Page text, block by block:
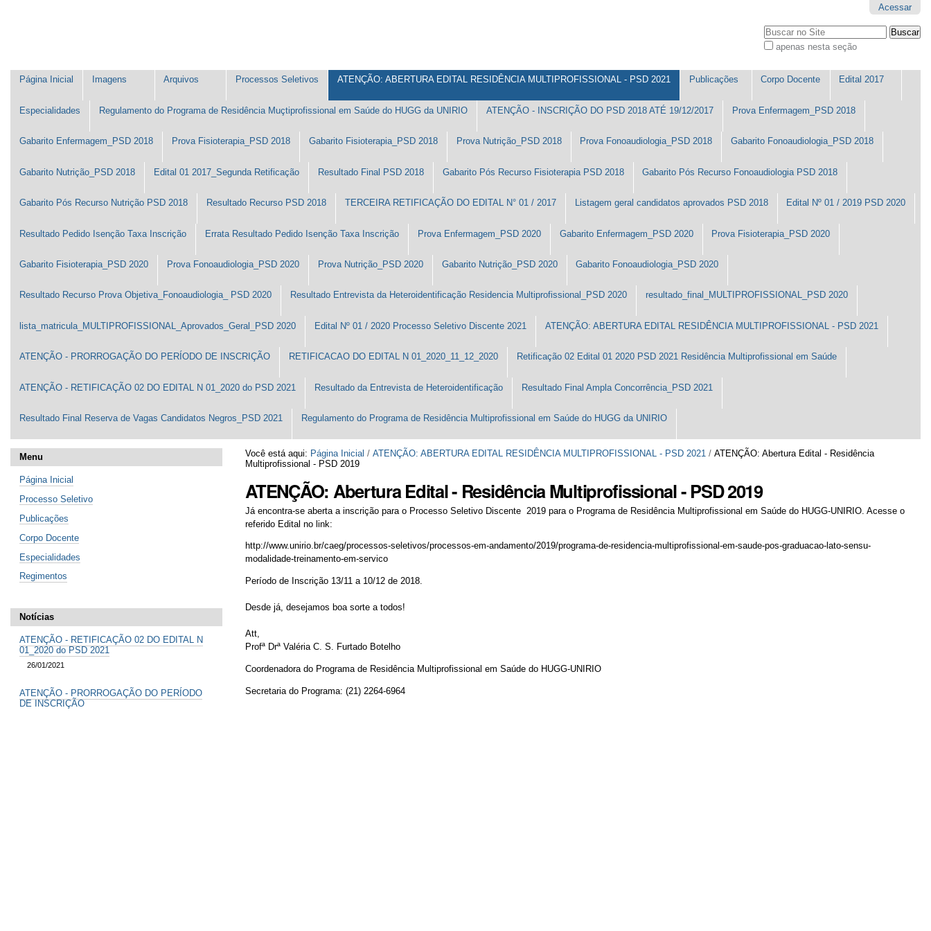
Ir
para
navegação
Acessar
Busca
apenas nesta seção
Navegação
Página Inicial Imagens Arquivos Processos Seletivos ATENÇÃO: ABERTURA EDITAL RESIDÊNCIA MULTIPROFISSIONAL - PSD 2021 Publicações Corpo Docente Edital 2017
Especialidades Regulamento do Programa de Residência Muçtiprofissional em Saúde do HUGG da UNIRIO ATENÇÃO - INSCRIÇÃO DO PSD 2018 ATÉ 19/12/2017 Prova Enfermagem_PSD 2018
Gabarito Enfermagem_PSD 2018 Prova Fisioterapia_PSD 2018 Gabarito Fisioterapia_PSD 2018 Prova Nutrição_PSD 2018 Prova Fonoaudiologia_PSD 2018 Gabarito Fonoaudiologia_PSD 2018
Gabarito Nutrição_PSD 2018 Edital 01 2017_Segunda Retificação Resultado Final PSD 2018 Gabarito Pós Recurso Fisioterapia PSD 2018 Gabarito Pós Recurso Fonoaudiologia PSD 2018
Gabarito Pós Recurso Nutrição PSD 2018 Resultado Recurso PSD 2018 TERCEIRA RETIFICAÇÃO DO EDITAL N° 01 / 2017 Listagem geral candidatos aprovados PSD 2018 Edital Nº 01 / 2019 PSD 2020
Resultado Pedido Isenção Taxa Inscrição Errata Resultado Pedido Isenção Taxa Inscrição Prova Enfermagem_PSD 2020 Gabarito Enfermagem_PSD 2020 Prova Fisioterapia_PSD 2020
Gabarito Fisioterapia_PSD 2020 Prova Fonoaudiologia_PSD 2020 Prova Nutrição_PSD 2020 Gabarito Nutrição_PSD 2020 Gabarito Fonoaudiologia_PSD 2020
Resultado Recurso Prova Objetiva_Fonoaudiologia_ PSD 2020 Resultado Entrevista da Heteroidentificação Residencia Multiprofissional_PSD 2020 resultado_final_MULTIPROFISSIONAL_PSD 2020
lista_matricula_MULTIPROFISSIONAL_Aprovados_Geral_PSD 2020 Edital Nº 01 / 2020 Processo Seletivo Discente 2021 ATENÇÃO: ABERTURA EDITAL RESIDÊNCIA MULTIPROFISSIONAL - PSD 2021
ATENÇÃO - PRORROGAÇÃO DO PERÍODO DE INSCRIÇÃO RETIFICACAO DO EDITAL N 01_2020_11_12_2020 Retificação 02 Edital 01 2020 PSD 2021 Residência Multiprofissional em Saúde
ATENÇÃO - RETIFICAÇÃO 02 DO EDITAL N 01_2020 do PSD 2021 Resultado da Entrevista de Heteroidentificação Resultado Final Ampla Concorrência_PSD 2021
Resultado Final Reserva de Vagas Candidatos Negros_PSD 2021 Regulamento do Programa de Residência Multiprofissional em Saúde do HUGG da UNIRIO
Você está aqui: Página Inicial /ATENÇÃO: ABERTURA EDITAL RESIDÊNCIA MULTIPROFISSIONAL - PSD 2021 /ATENÇÃO: Abertura Edital - Residência
Multiprofissional - PSD 2019
ATENÇÃO: Abertura Edital - Residência Multiprofissional - PSD 2019
Já encontra-se aberta a inscrição para o Processo Seletivo Discente 2019 para o Programa de Residência Multiprofissional em Saúde do HUGG-UNIRIO. Acesse o
referido Edital no link:
http://www.unirio.br/caeg/processos-seletivos/processos-em-andamento/2019/programa-de-residencia-multiprofissional-em-saude-pos-graduacao-lato-sensu-
modalidade-treinamento-em-servico
Período de Inscrição 13/11 a 10/12 de 2018.
Desde já, desejamos boa sorte a todos!
Att,
Profª Drª Valéria C. S. Furtado Botelho
Coordenadora do Programa de Residência Multiprofissional em Saúde do HUGG-UNIRIO
Secretaria do Programa: (21) 2264-6964
Menu
Página Inicial
Processo Seletivo
Publicações
Corpo Docente
Especialidades
Regimentos
Notícias
ATENÇÃO - RETIFICAÇÃO 02 DO EDITAL N
01_2020 do PSD 2021
26/01/2021
ATENÇÃO - PRORROGAÇÃO DO PERÍODO
DE INSCRIÇÃO